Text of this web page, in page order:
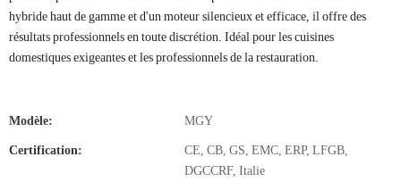
hybride haut de gamme et d'un moteur silencieux et efficace, il offre des
résultats professionnels en toute discrétion. Idéal pour les cuisines
domestiques exigeantes et les professionnels de la restauration.
Modèle: MGY
Certification:
CE, CB, GS, EMC, ERP, LFGB,
DGCCRF, Italie